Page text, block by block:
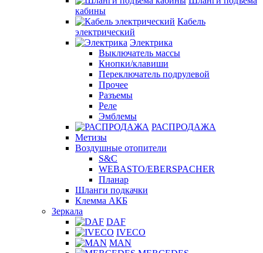
кабины
Кабель
электрический
Электрика
Выключатель массы
Кнопки/клавиши
Переключатель подрулевой
Прочее
Разъемы
Реле
Эмблемы
РАСПРОДАЖА
Метизы
Воздушные отопители
S&C
WEBASTO/EBERSPACHER
Планар
Шланги подкачки
Клемма АКБ
Зеркала
DAF
IVECO
MAN